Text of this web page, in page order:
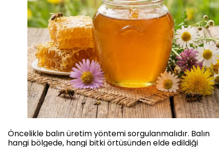
Öncelikle balın üretim yöntemi sorgulanmalıdır. Balın
hangi bölgede, hangi bitki örtüsünden elde edildiği